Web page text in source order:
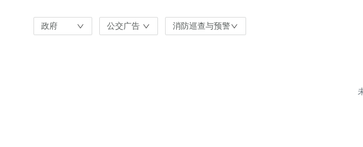
政府 公交广告 消防巡查与预警